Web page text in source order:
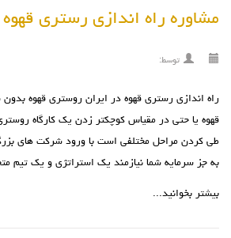
مشاوره راه اندازی رستری قهوه
توسط:
راه اندازی رستری قهوه در ایران روستری قهوه
قهوه یا حتی در مقیاس کوچکتر زدن یک کارگاه روستری
طی کردن مراحل مختلفی است با ورود شرکت های
به جز سرمایه شما نیازمند یک استراتژی و یک
بیشتر بخوانید...